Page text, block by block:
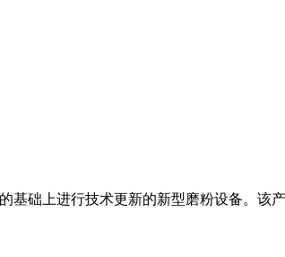
础上进行技术更新的新型磨粉设备。该